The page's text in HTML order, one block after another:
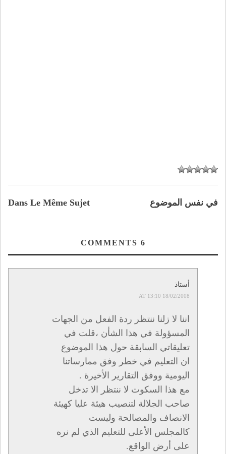
Dans Le Même Sujet في نفس الموضوع
6
أستاذ
18/02/2008 AT 13:10
اننا لا زلنا ننتظر ردة الفعل من الجهات
المسؤولة في هذا الشأن ،قلت في
تعليقاتي السابقة حول هذا الموضوع
ان التعليم في خطر وفق ممارساتنا
اليومية ووفق التقارير الأخيرة .
مع هذا السكوت لا ننتظر الا تدخل
صاحب الجلالة لتنصيب هيئة عليا كهيئة
الانصاف والمصالحة وليست
كالمجلس الأعلى للتعليم الذي لم نره
على أرض الواقع.